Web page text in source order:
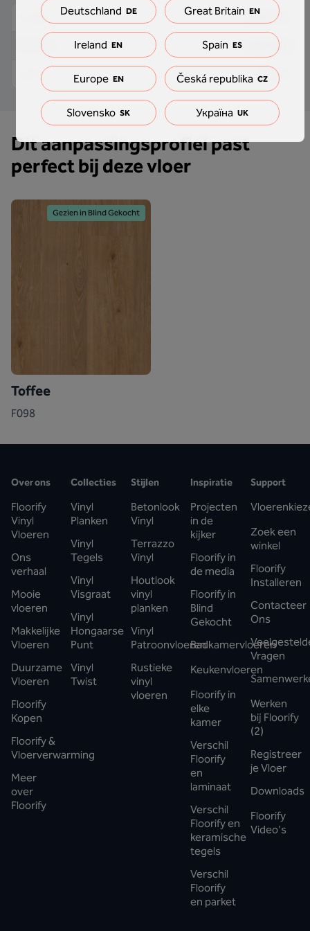
Lengte 2000 mm
Breedte 40.5 mm
Dikte 10 mm
Dit aanpassingsprofiel past
perfect bij deze vloer
Gezien in Blind Gekocht
Toffee
F098
Over ons
Floorify
Vinyl
Vloeren
Ons
verhaal
Mooie
vloeren
Makkelijke
Vloeren
Duurzame
Vloeren
Floorify
Kopen
Floorify &
Vloerverwarming
Meer
over
Floorify
Collecties
Vinyl
Planken
Vinyl
Tegels
Vinyl
Visgraat
Vinyl
Hongaarse
Punt
Vinyl
Twist
Stijlen
Betonlook
Vinyl
Terrazzo
Vinyl
Houtlook
vinyl
planken
Vinyl
Patroonvloeren
Rustieke
vinyl
vloeren
Inspiratie
Projecten
in de
kijker
Floorify in
de media
Floorify in
Blind
Gekocht
Badkamervloeren
Keukenvloeren
Floorify in
elke
kamer
Verschil
Floorify
en
laminaat
Verschil
Floorify en
keramische
tegels
Verschil
Floorify
en parket
Support
Zoek een
winkel
Floorify
Installeren
Contacteer
Ons
Vragen
Werken
bij Floorify
(2)
Registreer
je Vloer
Downloads
Floorify
Video's
Deutschland DE Great Britain EN
Ireland EN Spain ES
Europe EN Česká republika CZ
Slovensko SK Україна UK